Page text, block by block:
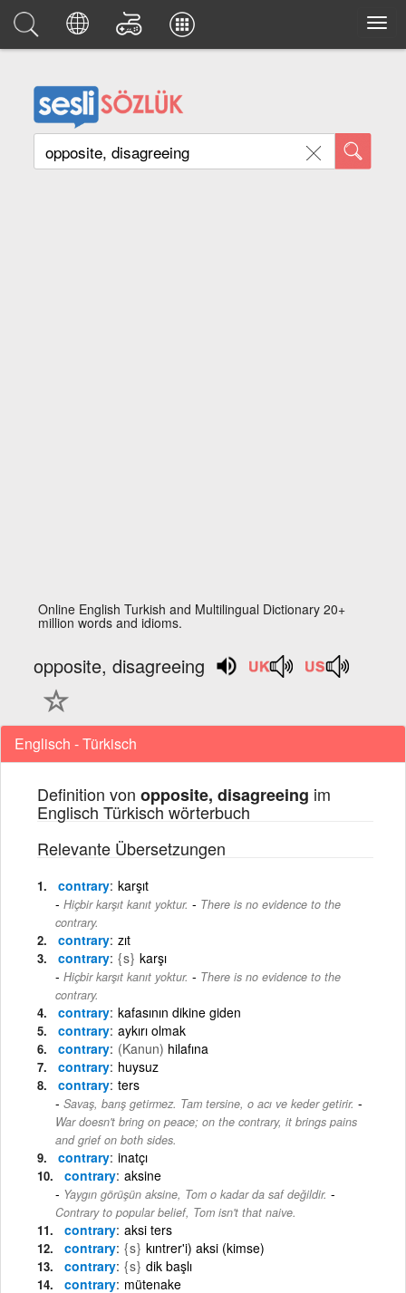
Online English Turkish and Multilingual Dictionary 20+
million words and idioms.
opposite, disagreeing
Englisch - Türkisch
Definition von opposite, disagreeing im
Englisch Türkisch wörterbuch
Relevante Übersetzungen
contrary karşıt
Hiçbir karşıt kanıt yoktur. - There is no evidence to the
contrary.
contrary zıt
contrary {s} karşı
Hiçbir karşıt kanıt yoktur. - There is no evidence to the
contrary.
contrary kafasının dikine giden
contrary aykırı olmak
contrary (Kanun) hilafına
contrary huysuz
contrary ters
Savaş, barış getirmez. Tam tersine, o acı ve keder getirir. -
War doesn't bring on peace; on the contrary, it brings pains
and grief on both sides.
contrary inatçı
contrary aksine
Yaygın görüşün aksine, Tom o kadar da saf değildir. -
Contrary to popular belief, Tom isn't that naive.
contrary aksi ters
contrary {s} kıntrer'i) aksi (kimse)
contrary {s} dik başlı
contrary mütenake